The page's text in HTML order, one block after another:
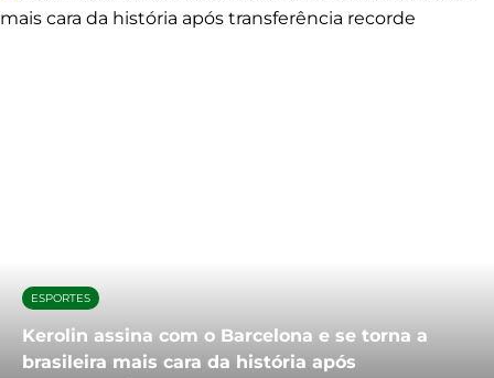
ESPORTES
Kerolin assina com o Barcelona e se torna a
brasileira mais cara da história após